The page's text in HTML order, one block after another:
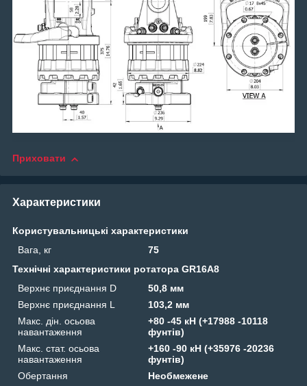
Приховати
Характеристики
Користувальницькі характеристики
Вага, кг
75
Технічні характеристики ротатора GR16A8
Верхнє приєднання D
50,8 мм
Верхнє приєднання L
103,2 мм
Макс. дін. осьова
навантаження
+80 -45 кН (+17988 -10118
фунтів)
Макс. стат. осьова
навантаження
+160 -90 кН (+35976 -20236
фунтів)
Обертання
Необмежене